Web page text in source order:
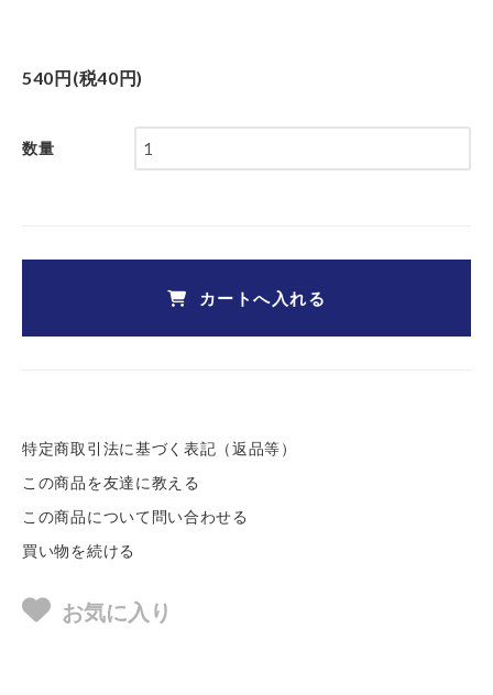
540円(税40円)
数量
カートへ入れる
特定商取引法に基づく表記（返品等）
この商品を友達に教える
この商品について問い合わせる
買い物を続ける
お気に入り